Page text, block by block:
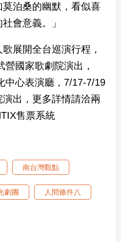
莫泊桑的幽默，看似喜
會意義。」
歌展開全台巡演行程，
國家歌劇院演出，
中心表演廳，7/17-7/19
出，更多詳情請洽兩
售票系統
南台灣觀點
劇團 人間條件八